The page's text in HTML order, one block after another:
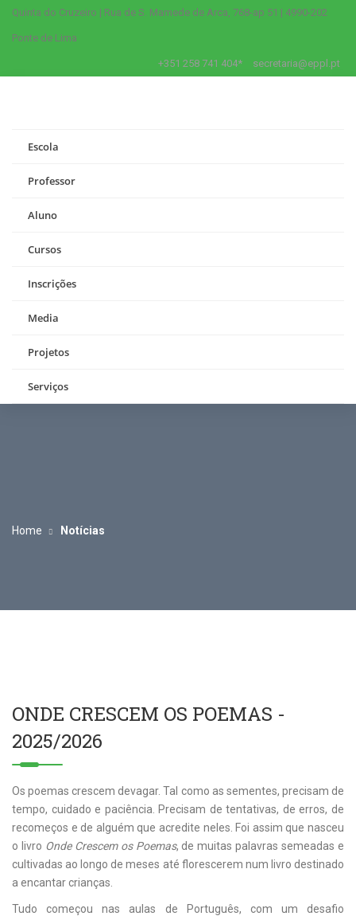
Quinta do Cruzeiro | Rua de S. Mamede de Arca, 768-ap 51 | 4990-202
Ponte de Lima
+351 258 741 404* secretaria@eppl.pt
Escola
Professor
Aluno
Cursos
Inscrições
Media
Projetos
Serviços
Home Notícias
ONDE CRESCEM OS POEMAS -
2025/2026
Os poemas crescem devagar. Tal como as sementes, precisam de
tempo, cuidado e paciência. Precisam de tentativas, de erros, de
recomeços e de alguém que acredite neles. Foi assim que nasceu
o livro Onde Crescem os Poemas, de muitas palavras semeadas e
cultivadas ao longo de meses até florescerem num livro destinado
a encantar crianças.
Tudo começou nas aulas de Português, com um desafio